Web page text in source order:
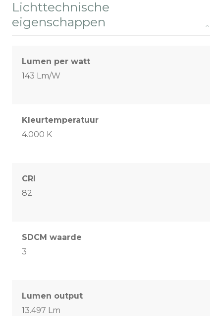
Lichttechnische
eigenschappen
Lumen per watt
143 Lm/W
Kleurtemperatuur
4.000 K
CRI
82
SDCM waarde
3
Lumen output
13.497 Lm